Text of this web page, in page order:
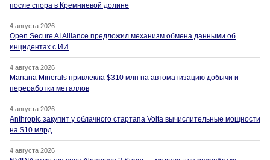
после спора в Кремниевой долине
4 августа 2026
Open Secure AI Alliance предложил механизм обмена данными об
инцидентах с ИИ
4 августа 2026
Mariana Minerals привлекла $310 млн на автоматизацию добычи и
переработки металлов
4 августа 2026
Anthropic закупит у облачного стартапа Volta вычислительные мощности
на $10 млрд
4 августа 2026